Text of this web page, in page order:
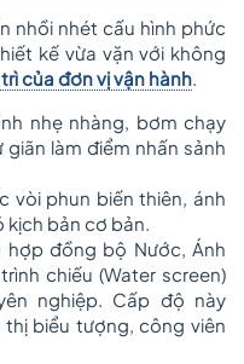
nhồi nhét cấu hình phức
kế vừa vặn với không
của đơn vị vận hành.
nhẹ nhàng, bơm chạy
làm điểm nhấn sảnh
vòi phun biến thiên, ánh
kịch bản cơ bản.
hợp đồng bộ Nước, Ánh
chiếu (Water screen)
nghiệp. Cấp độ này
biểu tượng, công viên